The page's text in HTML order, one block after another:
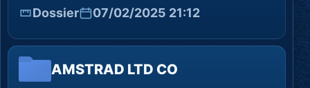
Dossier 07/02/2025 21:12
AMSTRAD LTD CO